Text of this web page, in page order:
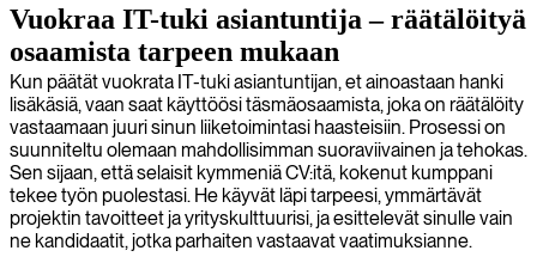
Vuokraa IT-tuki asiantuntija – räätälöityä
osaamista tarpeen mukaan
Kun päätät vuokrata IT-tuki asiantuntijan, et ainoastaan hanki
lisäkäsiä, vaan saat käyttöösi täsmäosaamista, joka on räätälöity
vastaamaan juuri sinun liiketoimintasi haasteisiin. Prosessi on
suunniteltu olemaan mahdollisimman suoraviivainen ja tehokas.
Sen sijaan, että selaisit kymmeniä CV:itä, kokenut kumppani
tekee työn puolestasi. He käyvät läpi tarpeesi, ymmärtävät
projektin tavoitteet ja yrityskulttuurisi, ja esittelevät sinulle vain
ne kandidaatit, jotka parhaiten vastaavat vaatimuksianne.